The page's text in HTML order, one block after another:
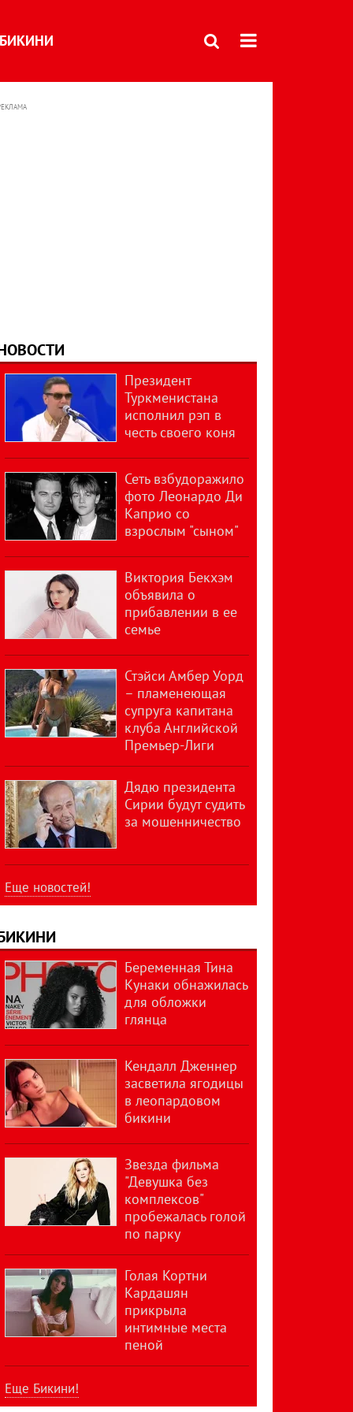
БИКИНИ
Президент
Туркменистана
исполнил рэп в
честь своего коня
Сеть взбудоражило
фото Леонардо Ди
Каприо со
взрослым "сыном"
Виктория Бекхэм
объявила о
прибавлении в ее
семье
Стэйси Амбер Уорд
– пламенеющая
супруга капитана
клуба Английской
Премьер-Лиги
Дядю президента
Сирии будут судить
за мошенничество
Еще новостей!
Беременная Тина
Кунаки обнажилась
для обложки
глянца
Кендалл Дженнер
засветила ягодицы
в леопардовом
бикини
Звезда фильма
"Девушка без
комплексов"
пробежалась голой
по парку
Голая Кортни
Кардашян
прикрыла
интимные места
пеной
Еще Бикини!